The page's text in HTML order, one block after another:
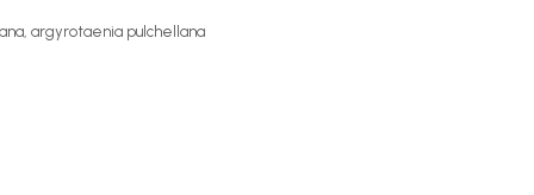
argyrotaenia pulchellana